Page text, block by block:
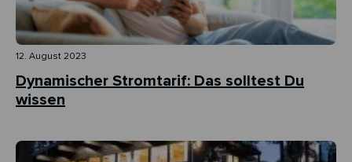
Dynamischer Stromtarif: Das solltest Du
wissen
12. August 2023